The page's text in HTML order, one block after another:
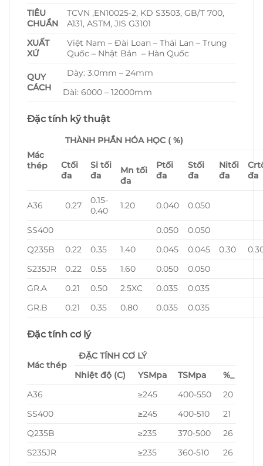
TIÊU
CHUẨN
TCVN ,EN10025-2, KD S3503, GB/T 700,
A131, ASTM, JIS G3101
XUẤT
XỨ
Việt Nam – Đài Loan – Thái Lan – Trung
Quốc – Nhật Bản – Hàn Quốc
QUY
CÁCH
Dày: 3.0mm – 24mm
Dài: 6000 – 12000mm
Đặc tính kỹ thuật
Mác
thép
THÀNH PHẦN HÓA HỌC ( %)
Ctối
đa
Sitối
đa
Mntối
đa
Ptối
đa
Stối
đa
Nitối
đa
Cr
đa
A36 0.27
0.15-
0.40
1.20 0.040 0.050
SS400 0.050
0.050
Q235B
0.22 0.35 1.40 0.045 0.045 0.30
S235JR
0.22 0.55 1.60 0.050
0.050
GR.A
0.21 0.50 2.5XC 0.035
0.035
GR.B
0.21 0.35 0.80 0.035 0.035
Đặc tính cơ lý
Mác thép
ĐẶC TÍNH CƠ LÝ
Nhiệt độ (C)
YSMpa TSMpa %_
A36
≥245 400-550
20
SS400
≥245 400-510
21
Q235B
≥235 370-500
26
S235JR
≥235 360-510
26